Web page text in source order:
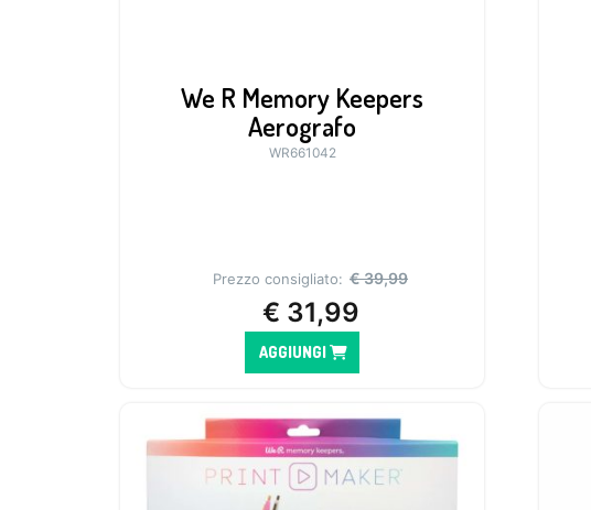
We R Memory Keepers
Aerografo
WR661042
Prezzo consigliato: €39,99
€ 31,99
AGGIUNGI